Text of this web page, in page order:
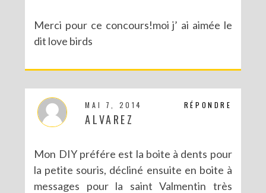
Merci pour ce concours!moi j’ ai aimée le
dit love birds
RÉPONDRE
MAI 7, 2014
ALVAREZ
Mon DIY préfére est la boite à dents pour
la petite souris, décliné ensuite en boite à
messages pour la saint Valmentin très